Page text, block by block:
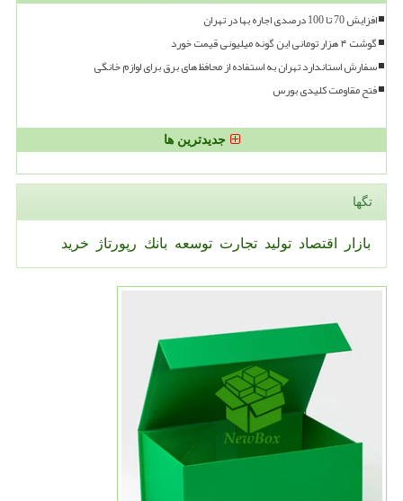
افزایش 70 تا 100 درصدی اجاره بها در تهران
گوشت ۴ هزار تومانی این گونه میلیونی قیمت خورد
سفارش استاندارد تهران به استفاده از محافظ های برق برای لوازم خانگی
فتح مقاومت کلیدی بورس
جدیدترین ها
تگها
بازار اقتصاد تولید تجارت توسعه بانك رپورتاژ خرید